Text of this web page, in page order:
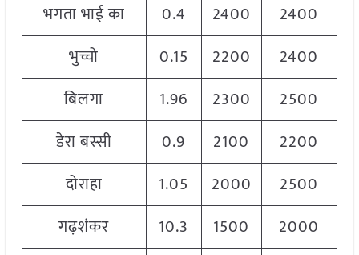
भगता भाई का
0.4 2400 2400
भुच्चो
0.15 2200 2400
बिलगा
1.96 2300 2500
डेरा बस्सी
0.9 2100 2200
दोराहा
1.05 2000 2500
गढ़शंकर
10.3 1500 2000